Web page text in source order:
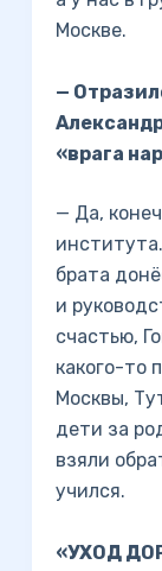
Москве.
—
«врага
— Да,
брата
и
счастью,
какого-то
Москвы,
дети за
взяли
учился.
«УХОД